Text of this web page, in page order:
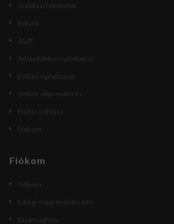
Szállítási feltételek
Rólunk
ÁSZF
Adatvédelmi nyilatkozat
Elállási nyilatkozat
Online vitarendezés
Elállás indítása
Fiókom
Fiókom
Fiókom
Eddigi megrendeléseim
Kívánságlista